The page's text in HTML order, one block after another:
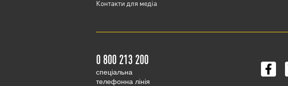
Контакти для медіа
0 800 213 200
cпеціальна
телефонна лінія